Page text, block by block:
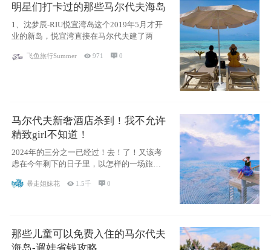
明星们打卡过的那些马尔代夫海岛
1、沈梦辰-RIU悦宜湾岛这个2019年5月才开
业的新岛，悦宜湾直接在马尔代夫建了两
飞鱼旅行Summer 971 0
马尔代夫新奢酒店杀到！我不允许
精致girl不知道！
2024年的三分之一已经过！去！了！又该考
虑在今年剩下的日子里，以怎样的一场旅行
暴走姐妹花  1.5千 0
那些儿童可以免费入住的马尔代夫